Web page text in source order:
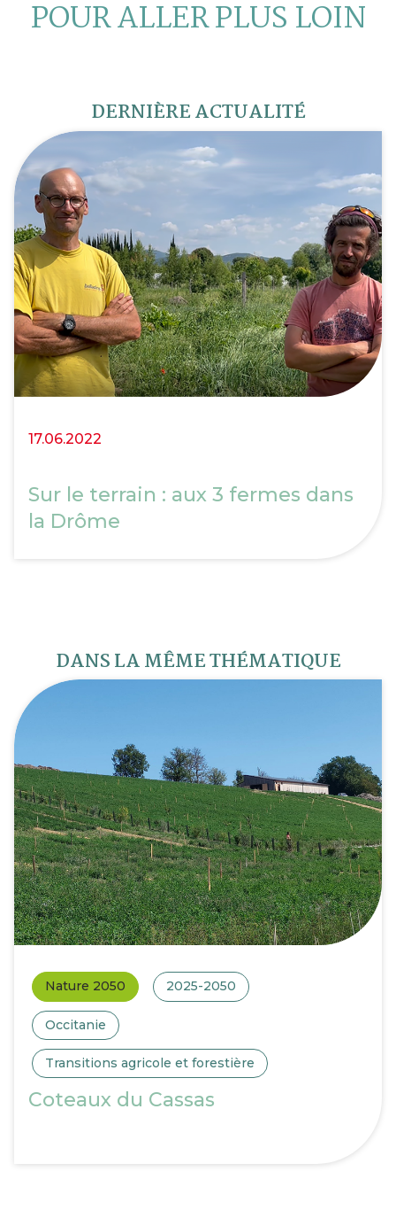
POUR ALLER PLUS LOIN
DERNIÈRE ACTUALITÉ
17.06.2022
Sur le terrain : aux 3 fermes dans
la Drôme
DANS LA MÊME THÉMATIQUE
Nature 2050 2025-2050
Occitanie
Transitions agricole et forestière
Coteaux du Cassas